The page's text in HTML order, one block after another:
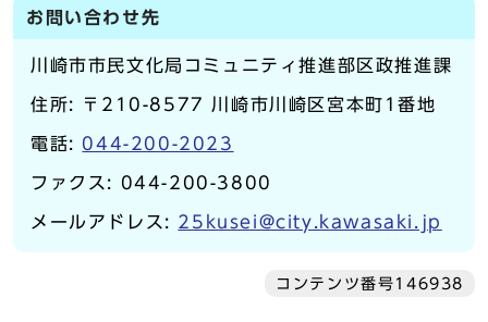
お問い合わせ先
川崎市市民文化局コミュニティ推進部区政推進課
住所: 〒210-8577 川崎市川崎区宮本町1番地
電話: 044-200-2023
ファクス: 044-200-3800
メールアドレス: 25kusei@city.kawasaki.jp
コンテンツ番号146938